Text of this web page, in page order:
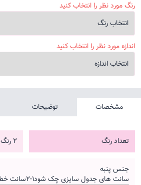
رنگ مورد نظر را انتخاب کنید
اندازه مورد نظر را انتخاب کنید
مشخصات توضیحات
تعداد رنگ 2 رنگ
جنس پنبه
سانت های جدول سایزی چک شود۱-۲سانت خطا در نظربگیرید